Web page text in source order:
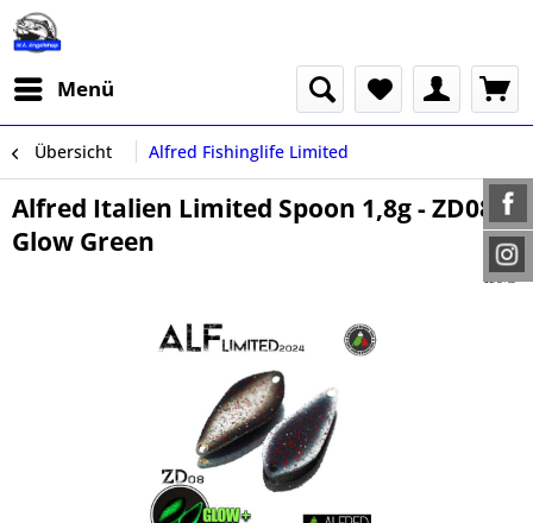
Menü
Übersicht Alfred Fishinglife Limited
Alfred Italien Limited Spoon 1,8g - ZD08
Glow Green